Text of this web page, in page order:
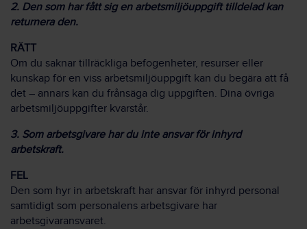
2. Den som har fått sig en arbetsmiljöuppgift tilldelad kan
returnera den.
RÄTT
Om du saknar tillräckliga befogenheter, resurser eller
kunskap för en viss arbetsmiljöuppgift kan du begära att få
det – annars kan du frånsäga dig uppgiften. Dina övriga
arbetsmiljöuppgifter kvarstår.
3. Som arbetsgivare har du inte ansvar för inhyrd
arbetskraft.
FEL
Den som hyr in arbetskraft har ansvar för inhyrd personal
samtidigt som personalens arbetsgivare har
arbetsgivaransvaret.